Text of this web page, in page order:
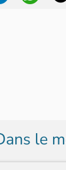
le